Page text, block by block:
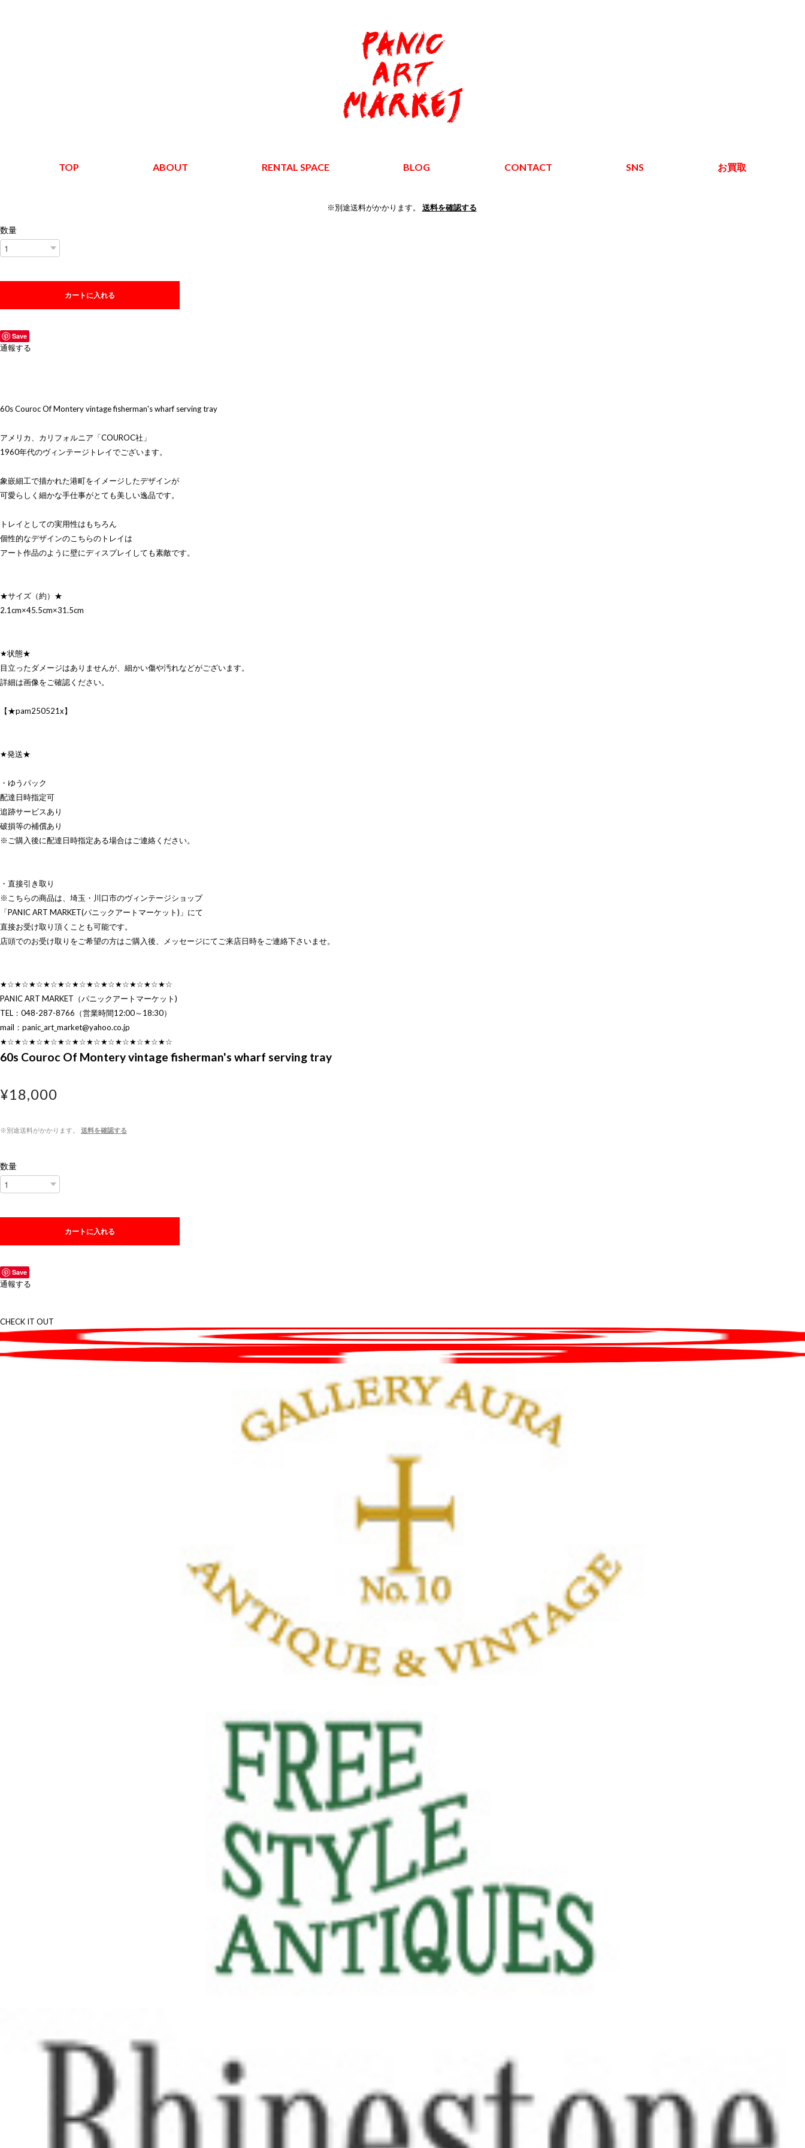
TOP ABOUT RENTAL SPACE BLOG CONTACT SNS お買取
※別途送料がかかります。 送料を確認する
数量
カートに入れる
Save
通報する
60s Couroc Of Montery vintage fisherman's wharf serving tray
アメリカ、カリフォルニア「COUROC社」
1960年代のヴィンテージトレイでございます。
象嵌細工で描かれた港町をイメージしたデザインが
可愛らしく細かな手仕事がとても美しい逸品です。
トレイとしての実用性はもちろん
個性的なデザインのこちらのトレイは
アート作品のように壁にディスプレイしても素敵です。
★サイズ（約）★
2.1cm×45.5cm×31.5cm
★状態★
目立ったダメージはありませんが、細かい傷や汚れなどがございます。
詳細は画像をご確認ください。
【★pam250521x】
★発送★
・ゆうパック
配達日時指定可
追跡サービスあり
破損等の補償あり
※ご購入後に配達日時指定ある場合はご連絡ください。
・直接引き取り
※こちらの商品は、埼玉・川口市のヴィンテージショップ
「PANIC ART MARKET(パニックアートマーケット)」にて
直接お受け取り頂くことも可能です。
店頭でのお受け取りをご希望の方はご購入後、メッセージにてご来店日時をご連絡下さいませ。
★☆★☆★☆★☆★☆★☆★☆★☆★☆★☆★☆★☆
PANIC ART MARKET（パニックアートマーケット)
TEL：048-287-8766（営業時間12:00～18:30）
mail： panic_art_market@yahoo.co.jp
★☆★☆★☆★☆★☆★☆★☆★☆★☆★☆★☆★☆
60s Couroc Of Montery vintage fisherman's wharf serving tray
¥18,000
※別途送料がかかります。 送料を確認する
数量
カートに入れる
Save
通報する
CHECK IT OUT